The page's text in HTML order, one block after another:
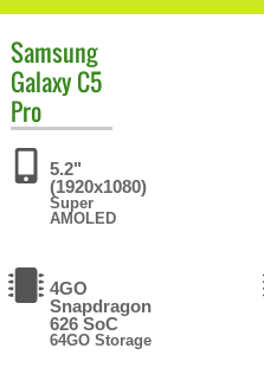
Samsung
Galaxy C5
Pro
5.2"
(1920x1080)
Super
AMOLED
4GO
Snapdragon
626 SoC
64GO Storage